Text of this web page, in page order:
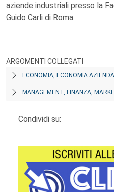
aziende industriali presso la
Guido Carli di Roma.
ARGOMENTI COLLEGATI
ECONOMIA, ECONOMIA
MANAGEMENT, FINANZA,
Condividi su: